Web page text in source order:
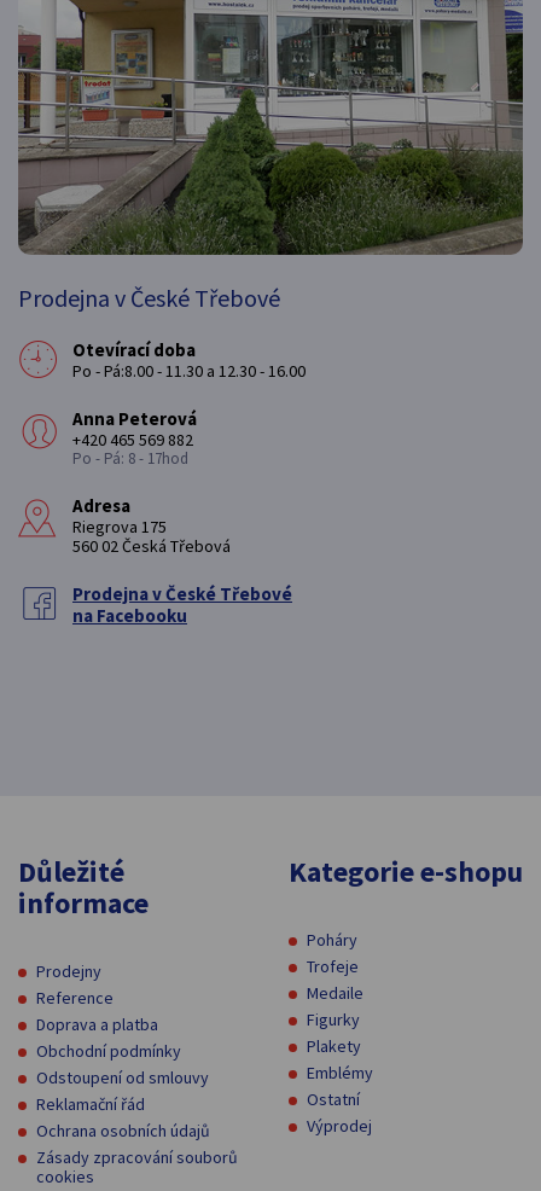
Prodejna v České Třebové
Otevírací doba
Po - Pá:8.00 - 11.30 a 12.30 - 16.00
Anna Peterová
+420 465 569 882
Po - Pá: 8 - 17hod
Adresa
Riegrova 175
560 02 Česká Třebová
Prodejna v České Třebové
na Facebooku
Důležité
informace
Prodejny
Reference
Doprava a platba
Obchodní podmínky
Odstoupení od smlouvy
Reklamační řád
Ochrana osobních údajů
Zásady zpracování souborů
cookies
Kategorie e-shopu
Poháry
Trofeje
Medaile
Figurky
Plakety
Emblémy
Ostatní
Výprodej